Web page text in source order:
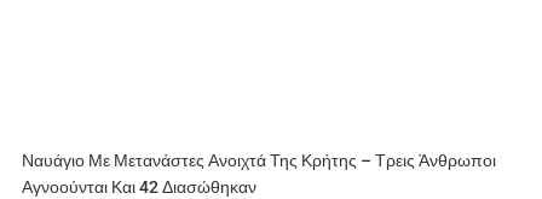
Ναυάγιο Με Μετανάστες Ανοιχτά Της Κρήτης – Τρεις Άνθρωποι
Αγνοούνται Και 42 Διασώθηκαν